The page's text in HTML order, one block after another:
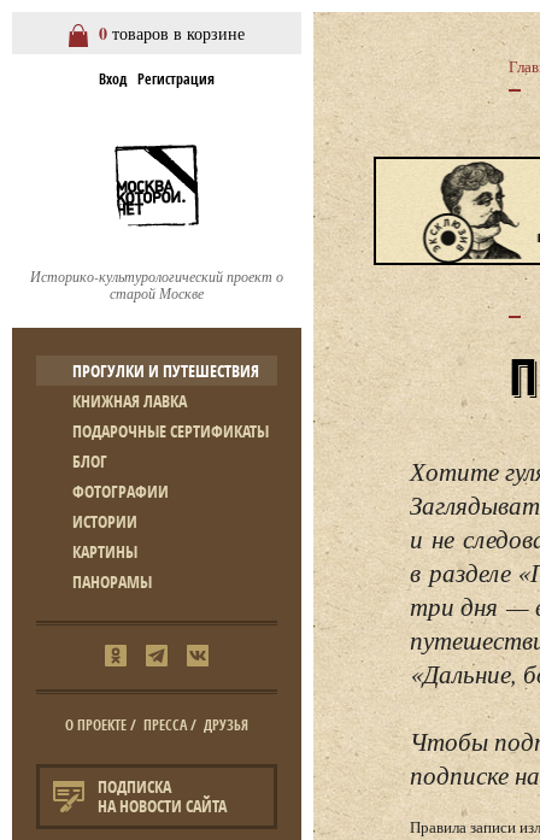
0 товаров в корзине
Вход Регистрация
Историко-культурологический проект о
старой Москве
ПРОГУЛКИ И ПУТЕШЕСТВИЯ
КНИЖНАЯ ЛАВКА
ПОДАРОЧНЫЕ СЕРТИФИКАТЫ
БЛОГ
ФОТОГРАФИИ
ИСТОРИИ
КАРТИНЫ
ПАНОРАМЫ
О ПРОЕКТЕ/ ПРЕССА/ ДРУЗЬЯ
ПОДПИСКА
НА НОВОСТИ САЙТА
Хотите
и не
в разделе
три дня —
«Дальние,
Чтобы
подписке
Правила записи